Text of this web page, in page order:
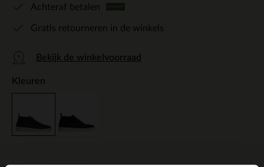
Achteraf betalen
Gratis retourneren in de winkels
Bekijk de winkelvoorraad
Kleuren